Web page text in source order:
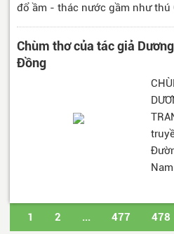
đổ ầm - thác nước gầm như thú
Chùm thơ của tác giả
Đồng
Nam
1 2 ... 477 478